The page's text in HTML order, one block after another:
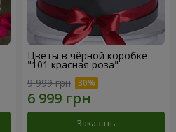
Цветы в чёрной коробке
"101 красная роза"
9 999 грн
Заказать